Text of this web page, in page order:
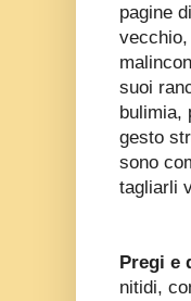
pagine
suoi
bulimia,
gesto
sono
tagliarli
Pregi e
nitidi,